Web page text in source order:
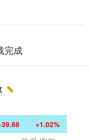
完成
+1.02%